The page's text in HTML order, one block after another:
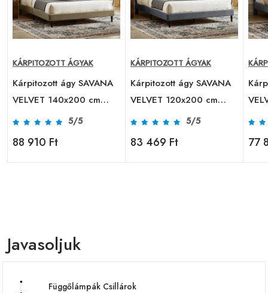
KÁRPITOZOTT ÁGYAK
Kárpitozott ágy SAVANA
VELVET 140x200 cm
bézs
5/5
88 910 Ft
KÁRPITOZOTT ÁGYAK
Kárpitozott ágy SAVANA
VELVET 120x200 cm
szürke
5/5
83 469 Ft 77
Javasoljuk
Függőlámpák Csillárok